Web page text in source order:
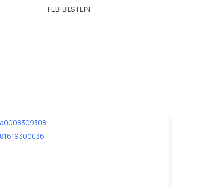
FEBI BILSTEIN
a0008309308
81619300036